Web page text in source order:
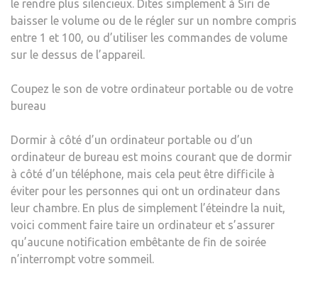
le rendre plus silencieux. Dites simplement à Siri de
baisser le volume ou de le régler sur un nombre compris
entre 1 et 100, ou d’utiliser les commandes de volume
sur le dessus de l’appareil.
Coupez le son de votre ordinateur portable ou de votre
bureau
Dormir à côté d’un ordinateur portable ou d’un
ordinateur de bureau est moins courant que de dormir
à côté d’un téléphone, mais cela peut être difficile à
éviter pour les personnes qui ont un ordinateur dans
leur chambre. En plus de simplement l’éteindre la nuit,
voici comment faire taire un ordinateur et s’assurer
qu’aucune notification embêtante de fin de soirée
n’interrompt votre sommeil.